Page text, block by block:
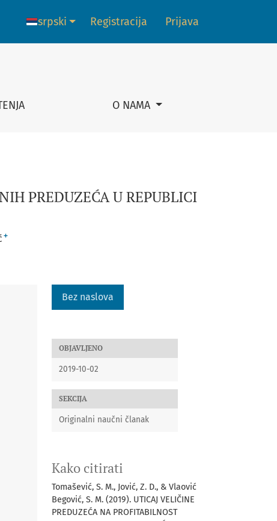
O NAMA
Promena jezika. Trenutni jezik je:
srpski Registracija Prijava
PREDUZEĆA U REPUBLICI
+
Bez naslova
OBJAVLJENO
2019-10-02
SEKCIJA
Originalni naučni članak
Kako citirati
Tomašević, S. M., Jović, Z. D., & Vlaović
Begović, S. M. (2019). UTICAJ VELIČINE
PREDUZEĆA NA PROFITABILNOST